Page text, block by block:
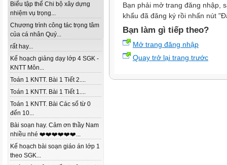
Biểu tập thể Chi bộ xây dựng
nhiệm vụ trọng...
Chương trình công tác trọng tâm
của cá nhân Quý...
rất hay...
Kế hoạch giảng dạy lớp 4 SGK -
KNTT Môn...
Toán 1 KNTT. Bài 1 Tiết 2....
Toán 1 KNTT. Bài 1 Tiết 1....
Toán 1 KNTT. Bài Các số từ 0
đến 10...
Bài soạn hay. Cảm ơn thầy Nam
nhiều nhé ❤️❤️❤️❤️❤️❤️...
Kế hoạch bài soạn giáo án lớp 1
theo SGK...
Bạn phải mở trang đăng nhập,
khẩu đã đăng ký rồi nhấn nút
Bạn làm gì tiếp theo?
Mở trang đăng nhập
Quay trở lại trang trước